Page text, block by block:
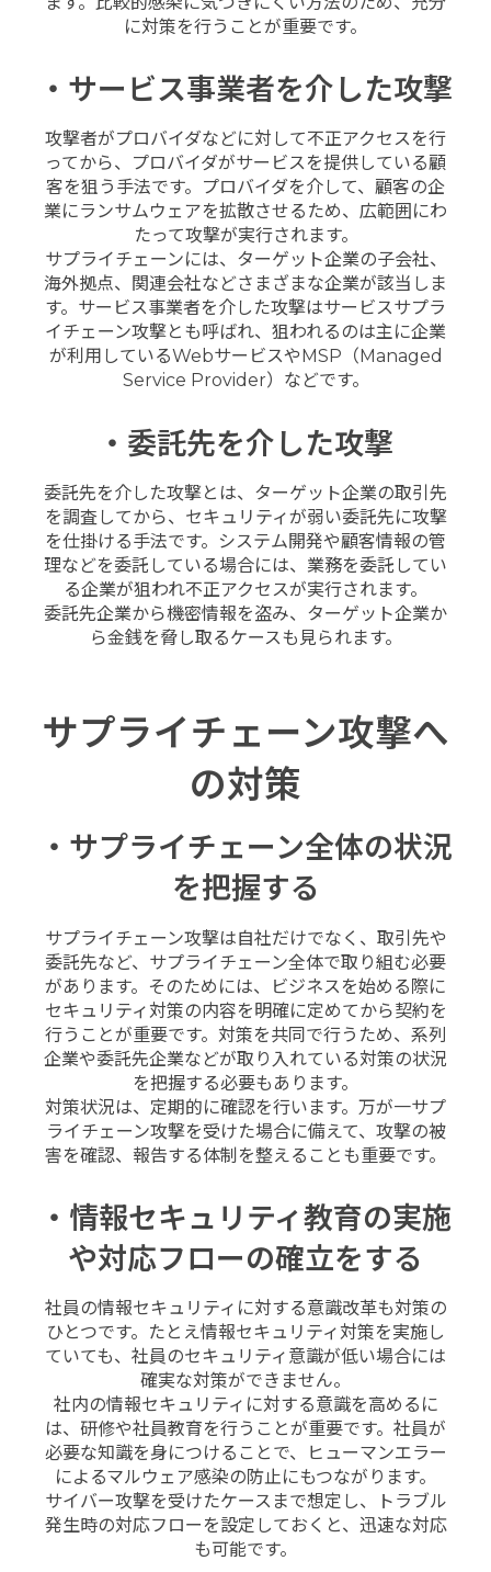
に対策を行うことが重要です。
・サービス事業者を介した攻撃
攻撃者がプロバイダなどに対して不正アクセスを行
ってから、プロバイダがサービスを提供している顧
客を狙う手法です。プロバイダを介して、顧客の企
業にランサムウェアを拡散させるため、広範囲にわ
たって攻撃が実行されます。
サプライチェーンには、ターゲット企業の子会社、
海外拠点、関連会社などさまざまな企業が該当しま
す。サービス事業者を介した攻撃はサービスサプラ
イチェーン攻撃とも呼ばれ、狙われるのは主に企業
が利用しているWebサービスやMSP（Managed
Service Provider）などです。
・委託先を介した攻撃
委託先を介した攻撃とは、ターゲット企業の取引先
を調査してから、セキュリティが弱い委託先に攻撃
を仕掛ける手法です。システム開発や顧客情報の管
理などを委託している場合には、業務を委託してい
る企業が狙われ不正アクセスが実行されます。
委託先企業から機密情報を盗み、ターゲット企業か
ら金銭を脅し取るケースも見られます。
サプライチェーン攻撃へ
の対策
・サプライチェーン全体の状況
を把握する
サプライチェーン攻撃は自社だけでなく、取引先や
委託先など、サプライチェーン全体で取り組む必要
があります。そのためには、ビジネスを始める際に
セキュリティ対策の内容を明確に定めてから契約を
行うことが重要です。対策を共同で行うため、系列
企業や委託先企業などが取り入れている対策の状況
を把握する必要もあります。
対策状況は、定期的に確認を行います。万が一サプ
ライチェーン攻撃を受けた場合に備えて、攻撃の被
害を確認、報告する体制を整えることも重要です。
・情報セキュリティ教育の実施
や対応フローの確立をする
社員の情報セキュリティに対する意識改革も対策の
ひとつです。たとえ情報セキュリティ対策を実施し
ていても、社員のセキュリティ意識が低い場合には
確実な対策ができません。
社内の情報セキュリティに対する意識を高めるに
は、研修や社員教育を行うことが重要です。社員が
必要な知識を身につけることで、ヒューマンエラー
によるマルウェア感染の防止にもつながります。
サイバー攻撃を受けたケースまで想定し、トラブル
発生時の対応フローを設定しておくと、迅速な対応
も可能です。